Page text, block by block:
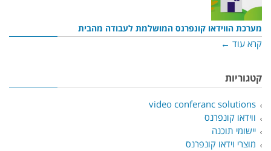
מערכת הווידאו קונפרנס המושלמת לעבודה מהבית
קרא עוד ←
קטגוריות
video conferanc solutions
ווידאו קונפרנס
יישומי תוכנה
מוצרי וידאו קונפרנס